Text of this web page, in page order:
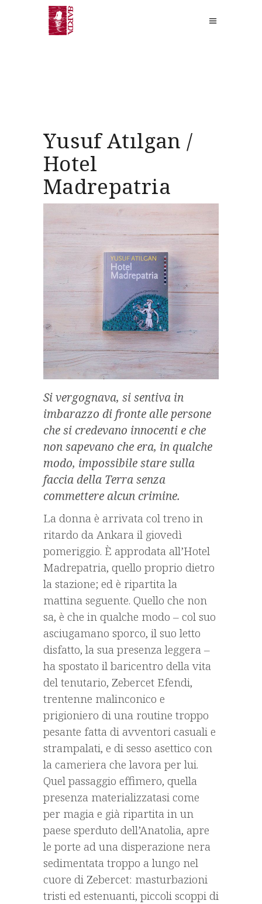
Yusuf Atılgan /
Hotel
Madrepatria
Si vergognava, si sentiva in
imbarazzo di fronte alle persone
che si credevano innocenti e che
non sapevano che era, in qualche
modo, impossibile stare sulla
faccia della Terra senza
commettere alcun crimine.
La donna è arrivata col treno in
ritardo da Ankara il giovedì
pomeriggio. È approdata all’Hotel
Madrepatria, quello proprio dietro
la stazione; ed è ripartita la
mattina seguente. Quello che non
sa, è che in qualche modo – col suo
asciugamano sporco, il suo letto
disfatto, la sua presenza leggera –
ha spostato il baricentro della vita
del tenutario, Zebercet Efendi,
trentenne malinconico e
prigioniero di una routine troppo
pesante fatta di avventori casuali e
strampalati, e di sesso asettico con
la cameriera che lavora per lui.
Quel passaggio effimero, quella
presenza materializzatasi come
per magia e già ripartita in un
paese sperduto dell’Anatolia, apre
le porte ad una disperazione nera
sedimentata troppo a lungo nel
cuore di Zebercet: masturbazioni
tristi ed estenuanti, piccoli scoppi di